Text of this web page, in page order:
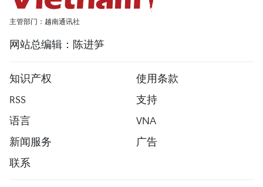
主管部门：越南通讯社
网站总编辑：陈进笋
知识产权
使用条款
RSS
支持
语言
VNA
新闻服务
广告
联系